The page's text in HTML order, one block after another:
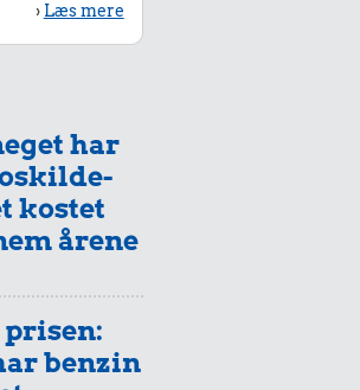
› Læs mere
har
kostet
årene
benzin